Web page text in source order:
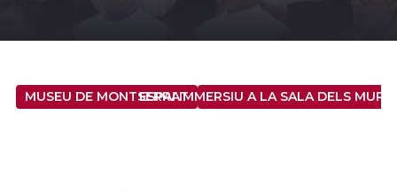
MUSEU DE MONTSERRATESPAI IMMERSIU A LA SALA DELS MURS